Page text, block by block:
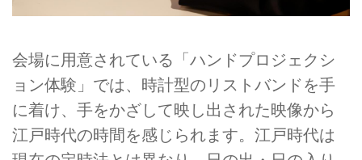
会場に用意されている「ハンドプロジェクシ
ョン体験」では、時計型のリストバンドを手
に着け、手をかざして映し出された映像から
江戸時代の時間を感じられます。江戸時代は